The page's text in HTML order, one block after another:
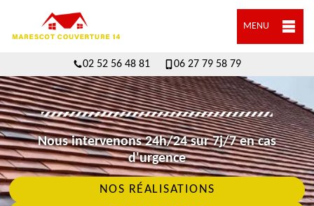
MENU
02 52 56 48 81 06 27 79 58 79
Nous intervenons 24h/24 sur 7j/7 en cas
d'urgence
NOS RÉALISATIONS